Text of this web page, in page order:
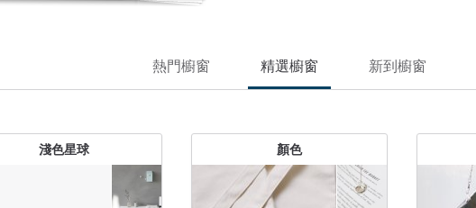
熱門櫥窗 精選櫥窗 新到櫥窗
淺色星球 顏色